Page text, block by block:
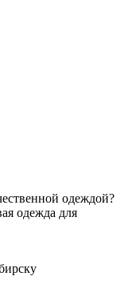
одеждой?
одежда для